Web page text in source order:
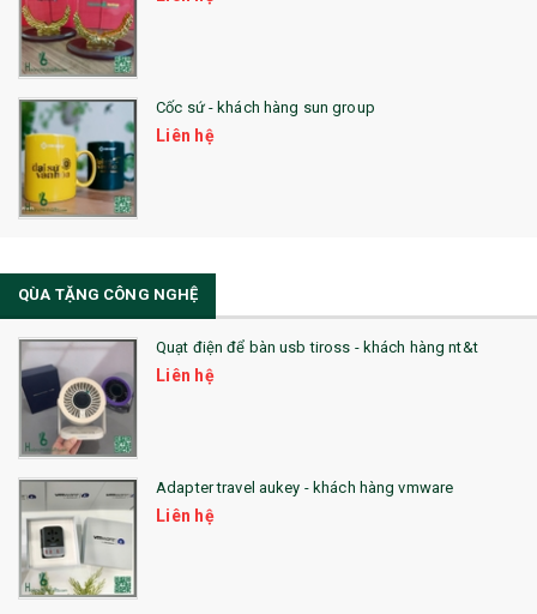
28. BỘ ĐỒ ĂN CAO CẤP
29. MÓC KHOÁ
31. TÚI VẢI KHÔNG DỆT
32. TÚI VẢI BỐ
33. MŨ LƯỠI TRAI
36. QUẠT NHỰA QUẢNG CÁO
QUÀ TẶNG KHUYẾN MẠI
QUÀ TẶNG SX NHANH
QUÀ TẶNG HỘI THẢO
QUÀ TẶNG CÔNG NGHỆ
SẢN PHẨM ĐÃ THỰC HIỆN
QUÀ TẶNG SỨC KHỎE
Cốc sứ - khách hàng sun group
Liên hệ
QÙA TẶNG CÔNG NGHỆ
Quạt điện để bàn usb tiross - khách hàng nt&t
Liên hệ
Adapter travel aukey - khách hàng vmware
Liên hệ